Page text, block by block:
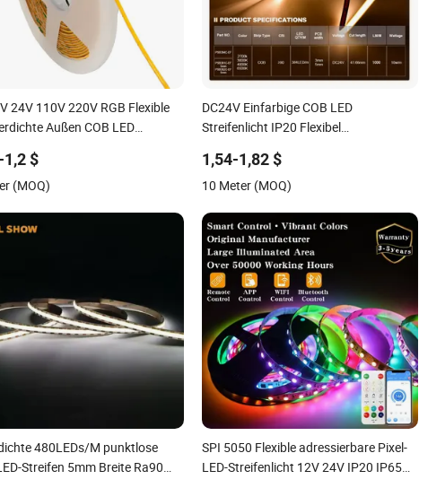
24V 110V 220V RGB Flexible
Außen COB LED
1,2 $
(MOQ)
DC24V Einfarbige COB LED
Streifenlicht IP20 Flexibel
1,54-1,82 $
10 Meter (MOQ)
480LEDs/M punktlose
Streifen 5mm Breite Ra90
SPI 5050 Flexible adressierbare Pixel-
LED-Streifenlicht 12V 24V IP20 IP65